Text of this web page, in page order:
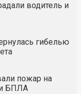
водитель и
гибелью
пожар на
БПЛА